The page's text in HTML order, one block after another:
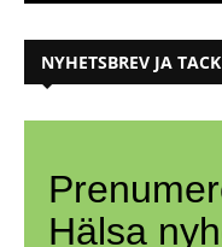
NYHETSBREV JA TACK